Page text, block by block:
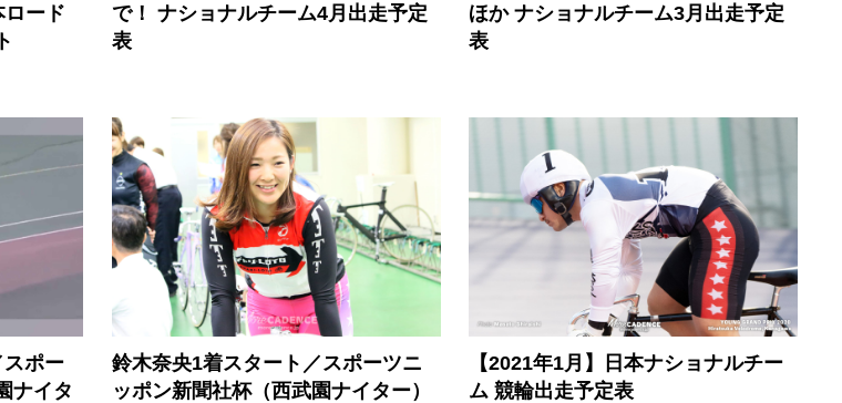
ード
で！ ナショナルチーム4月出走予定
表
ほか ナショナルチーム3月出走予定
表
ポー
ナイタ
鈴木奈央1着スタート／スポーツニ
ッポン新聞社杯（西武園ナイター）
【2021年1月】日本ナショナルチー
ム 競輪出走予定表